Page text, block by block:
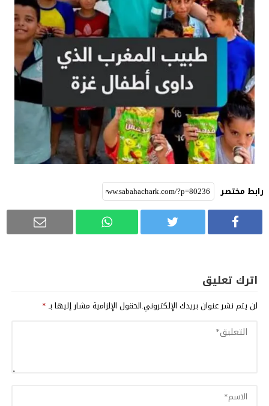
رابط مختصر
اترك تعليق
لن يتم نشر عنوان بريدك الإلكتروني.الحقول الإلزامية مشار إليها بـ*